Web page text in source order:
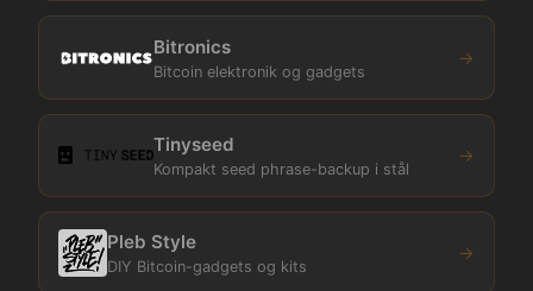
Bitronics
Bitcoin elektronik og gadgets
→
Tinyseed
Kompakt seed phrase-backup i stål
→
Pleb Style
DIY Bitcoin-gadgets og kits
→